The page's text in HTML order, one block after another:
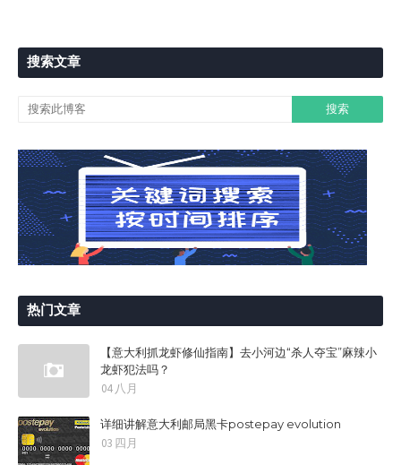
搜索文章
热门文章
【意大利抓龙虾修仙指南】去小河边“杀人夺宝”麻辣小
龙虾犯法吗？
04 八月
详细讲解意大利邮局黑卡postepay evolution
03 四月